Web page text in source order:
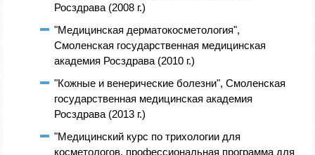
Росздрава (2008 г.)
"Медицинская дерматокосметология",
Смоленская государственная медицинская
академия Росздрава (2010 г.)
"Кожные и венерические болезни", Смоленская
государственная медицинская академия
Росздрава (2013 г.)
"Медицинский курс по трихологии для
косметологов, профессиональная программа для